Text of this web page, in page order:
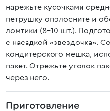
нарежьте кусочками
петрушку ополосните и
ломтики (8-10 шт.).
с насадкой «звездочка».
кондитерского мешка,
пакет. Отрежьте уголок
через него.
Приготовление